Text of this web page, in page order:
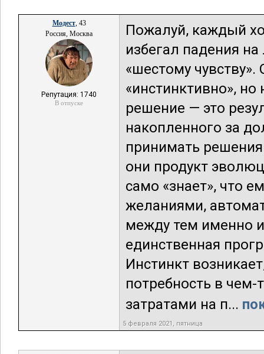
Модест, 43
Россия, Москва
Репутация: 1740
В отпуске
Пожалуй, каждый
избегал падения
«шестому
«инстинктивно»,
решение — это
накопленного за
принимать решения
они продукт
само «знает», что
желаниями,
между тем именно
единственная
Инстинкт
потребность в
затратами на п...
5 февраля 2021, пятница